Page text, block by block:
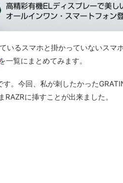
るスマホと掛かっていないスマ
を一覧にまとめてみます。
す。今回、私が刺したかった
に挿すことが出来ました。